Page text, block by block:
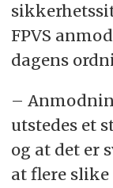
FPVS
dagens
–
utstedes et
og at det er
at flere